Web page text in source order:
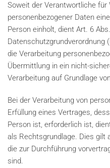
Soweit der Verantwortliche für
personenbezogener Daten
Person einholt, dient Art. 6
Datenschutzgrundverordnung
die Verarbeitung
Übermittlung in ein nicht-
Verarbeitung auf Grundlage
Bei der Verarbeitung von
Erfüllung eines Vertrages,
Person ist, erforderlich ist,
als Rechtsgrundlage. Dies gilt
die zur Durchführung
sind.